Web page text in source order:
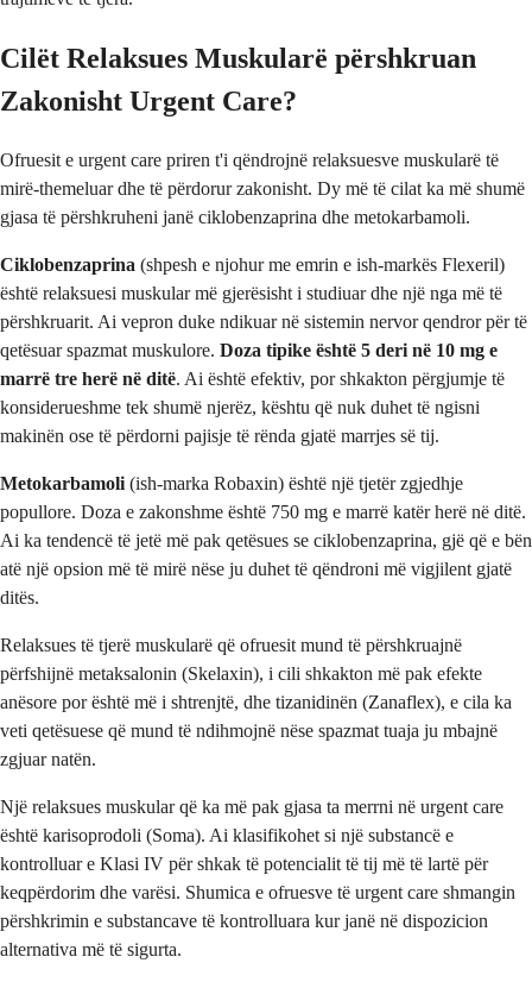
Cilët Relaksues Muskularë përshkruan
Zakonisht Urgent Care?
Ofruesit e urgent care priren t'i qëndrojnë relaksuesve muskularë të
mirë-themeluar dhe të përdorur zakonisht. Dy më të cilat ka më shumë
gjasa të përshkruheni janë ciklobenzaprina dhe metokarbamoli.
Ciklobenzaprina (shpesh e njohur me emrin e ish-markës Flexeril)
është relaksuesi muskular më gjerësisht i studiuar dhe një nga më të
përshkruarit. Ai vepron duke ndikuar në sistemin nervor qendror për të
qetësuar spazmat muskulore. Doza tipike është 5 deri në 10 mg e
marrë tre herë në ditë. Ai është efektiv, por shkakton përgjumje të
konsiderueshme tek shumë njerëz, kështu që nuk duhet të ngisni
makinën ose të përdorni pajisje të rënda gjatë marrjes së tij.
Metokarbamoli (ish-marka Robaxin) është një tjetër zgjedhje
popullore. Doza e zakonshme është 750 mg e marrë katër herë në ditë.
Ai ka tendencë të jetë më pak qetësues se ciklobenzaprina, gjë që e bën
atë një opsion më të mirë nëse ju duhet të qëndroni më vigjilent gjatë
ditës.
Relaksues të tjerë muskularë që ofruesit mund të përshkruajnë
përfshijnë metaksalonin (Skelaxin), i cili shkakton më pak efekte
anësore por është më i shtrenjtë, dhe tizanidinën (Zanaflex), e cila ka
veti qetësuese që mund të ndihmojnë nëse spazmat tuaja ju mbajnë
zgjuar natën.
Një relaksues muskular që ka më pak gjasa ta merrni në urgent care
është karisoprodoli (Soma). Ai klasifikohet si një substancë e
kontrolluar e Klasi IV për shkak të potencialit të tij më të lartë për
keqpërdorim dhe varësi. Shumica e ofruesve të urgent care shmangin
përshkrimin e substancave të kontrolluara kur janë në dispozicion
alternativa më të sigurta.